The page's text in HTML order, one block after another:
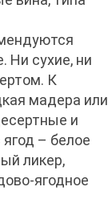
Ни сухие, ни
К
мадера или
и
– белое
ликер,
ягодное